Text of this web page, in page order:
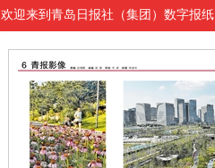
欢迎来到青岛日报社（集团）数字报纸